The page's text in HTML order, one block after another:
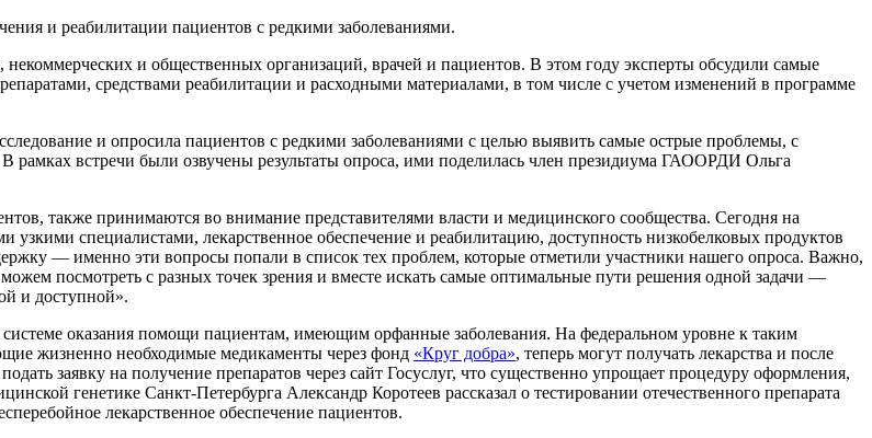
и реабилитации пациентов с редкими заболеваниями.
и общественных организаций, врачей и пациентов. В этом году эксперты обсудили самые
средствами реабилитации и расходными материалами, в том числе с учетом изменений в программе
и опросила пациентов с редкими заболеваниями с целью выявить самые острые проблемы, с
рамках встречи были озвучены результаты опроса, ими поделилась член президиума ГАООРДИ Ольга
также принимаются во внимание представителями власти и медицинского сообщества. Сегодня на
специалистами, лекарственное обеспечение и реабилитацию, доступность низкобелковых продуктов
— именно эти вопросы попали в список тех проблем, которые отметили участники нашего опроса. Важно,
посмотреть с разных точек зрения и вместе искать самые оптимальные пути решения одной задачи —
и доступной».
оказания помощи пациентам, имеющим орфанные заболевания. На федеральном уровне к таким
жизненно необходимые медикаменты через фонд «Круг добра», теперь могут получать лекарства и после
заявку на получение препаратов через сайт Госуслуг, что существенно упрощает процедуру оформления,
генетике Санкт-Петербурга Александр Коротеев рассказал о тестировании отечественного препарата
лекарственное обеспечение пациентов.